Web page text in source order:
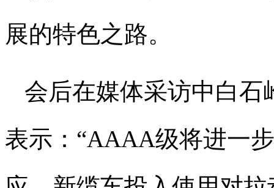
展的特色之路。
会后在媒体采访中白石
表示：“AAAA级将进一